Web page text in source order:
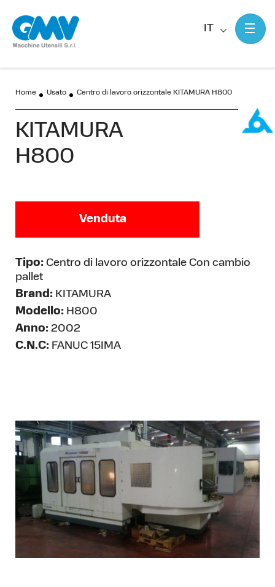
IT
Home Usato Centro di lavoro orizzontale KITAMURA H800
KITAMURA
H800
Venduta
Tipo: Centro di lavoro orizzontale Con cambio
pallet
Brand: KITAMURA
Modello: H800
Anno: 2002
C.N.C: FANUC 15IMA